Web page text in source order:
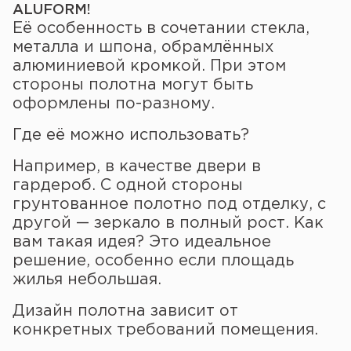
ALUFORM!
Её особенность в сочетании стекла,
металла и шпона, обрамлённых
алюминиевой кромкой. При этом
стороны полотна могут быть
оформлены по-разному.
Где её можно использовать?
Например, в качестве двери в
гардероб. С одной стороны
грунтованное полотно под отделку, с
другой — зеркало в полный рост. Как
вам такая идея? Это идеальное
решение, особенно если площадь
жилья небольшая.
Дизайн полотна зависит от
конкретных требований помещения.